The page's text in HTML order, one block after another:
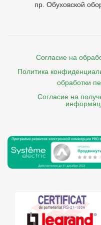
пр. Обуховской
Согласие на
Политика
обработки
Согласие на